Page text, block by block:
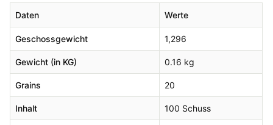
Daten Werte
Geschossgewicht 1,296
Gewicht (in KG) 0.16 kg
Grains 20
Inhalt 100 Schuss